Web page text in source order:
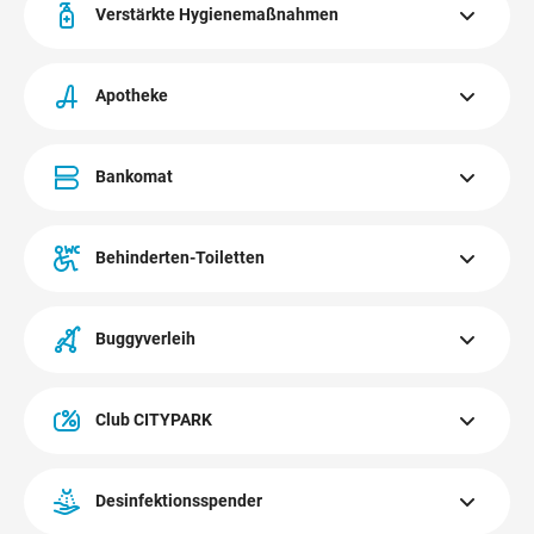
Geschoßen.
Verstärkte Hygienemaßnahmen
laufend desinfiziert.
Apotheke
Mehr erfahren
Bankomat
Erdgeschoß, Obergeschoß und am Panorama Platz.
Behinderten-Toiletten
Erdgeschoß und Panoramageschoß. Eurokey beim
Besucher-Service erhältlich.
Buggyverleih
Besucher-Service. Nur während den Center-
Öffnungszeiten möglich.
Club CITYPARK
exklusive Leistungen und hilft, Geld zu sparen. Sie erhalten
die Club-Karte direkt beim Besucher-Service im
Desinfektionsspender